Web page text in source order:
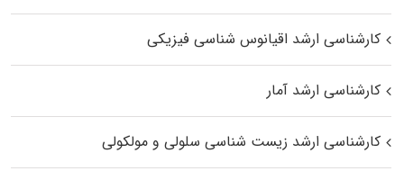
کارشناسی ارشد اقیانوس‌ شناسی فیزیکی
کارشناسی ارشد آمار
کارشناسی ارشد زیست شناسی سلولی و مولکولی